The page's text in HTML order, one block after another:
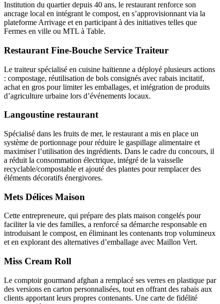
Institution du quartier depuis 40 ans, le restaurant renforce son
ancrage local en intégrant le compost, en s’approvisionnant via la
plateforme Arrivage et en participant à des initiatives telles que
Fermes en ville ou MTL à Table.
Restaurant Fine-Bouche Service Traiteur
Le traiteur spécialisé en cuisine haïtienne a déployé plusieurs actions
: compostage, réutilisation de bols consignés avec rabais incitatif,
achat en gros pour limiter les emballages, et intégration de produits
d’agriculture urbaine lors d’événements locaux.
Langoustine restaurant
Spécialisé dans les fruits de mer, le restaurant a mis en place un
système de portionnage pour réduire le gaspillage alimentaire et
maximiser l’utilisation des ingrédients. Dans le cadre du concours, il
a réduit la consommation électrique, intégré de la vaisselle
recyclable/compostable et ajouté des plantes pour remplacer des
éléments décoratifs énergivores.
Mets Délices Maison
Cette entrepreneure, qui prépare des plats maison congelés pour
faciliter la vie des familles, a renforcé sa démarche responsable en
introduisant le compost, en éliminant les contenants trop volumineux
et en explorant des alternatives d’emballage avec Maillon Vert.
Miss Cream Roll
Le comptoir gourmand afghan a remplacé ses verres en plastique par
des versions en carton personnalisées, tout en offrant des rabais aux
clients apportant leurs propres contenants. Une carte de fidélité